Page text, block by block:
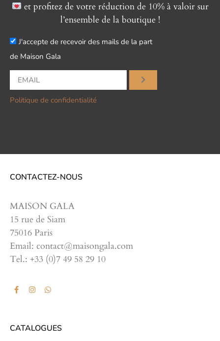
et profitez de votre réduction de 10% à valoir sur
l’ensemble de la boutique !
J'accepte de recevoir des mails de la part
de Maison Gala
Politique de confidentialité
CONTACTEZ-NOUS
MAISON GALA
15 rue de Siam
75016 Paris
Email: contact@maisongala.com
Tel.: +33 (0)7 49 58 29 10
CATALOGUES